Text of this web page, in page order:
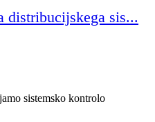
distribucijskega sis...
sistemsko kontrolo